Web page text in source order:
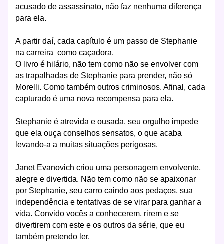
acusado de assassinato, não faz nenhuma diferença
para ela.
A partir daí, cada capítulo é um passo de Stephanie
na carreira como caçadora.
O livro é hilário, não tem como não se envolver com
as trapalhadas de Stephanie para prender, não só
Morelli. Como também outros criminosos. Afinal, cada
capturado é uma nova recompensa para ela.
Stephanie é atrevida e ousada, seu orgulho impede
que ela ouça conselhos sensatos, o que acaba
levando-a a muitas situações perigosas.
Janet Evanovich criou uma personagem envolvente,
alegre e divertida. Não tem como não se apaixonar
por Stephanie, seu carro caindo aos pedaços, sua
independência e tentativas de se virar para ganhar a
vida. Convido vocês a conhecerem, rirem e se
divertirem com este e os outros da série, que eu
também pretendo ler.